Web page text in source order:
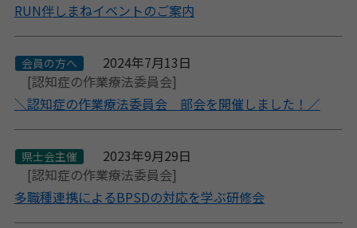
RUN伴しまねイベントのご案内
会員の方へ
2024年7月13日
[認知症の作業療法委員会]
＼認知症の作業療法委員会 部会を開催しました！／
県士会主催
2023年9月29日
[認知症の作業療法委員会]
多職種連携によるBPSDの対応を学ぶ研修会